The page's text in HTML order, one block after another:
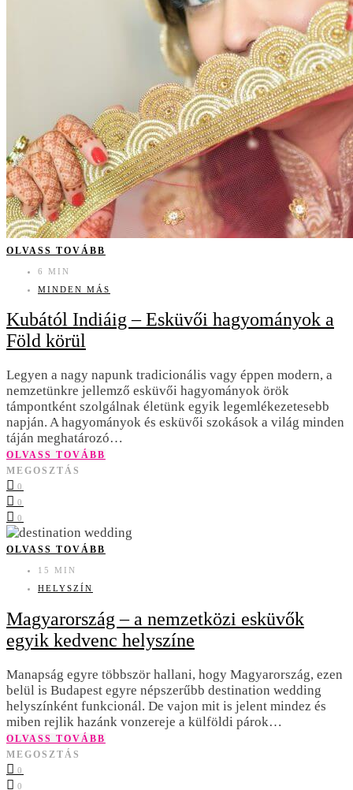
OLVASS TOVÁBB
6 MIN
MINDEN MÁS
Kubától Indiáig – Esküvői hagyományok a
Föld körül
Legyen a nagy napunk tradicionális vagy éppen modern, a
nemzetünkre jellemző esküvői hagyományok örök
támpontként szolgálnak életünk egyik legemlékezetesebb
napján. A hagyományok és esküvői szokások a világ minden
táján meghatározó…
OLVASS TOVÁBB
MEGOSZTÁS
0
0
0
OLVASS TOVÁBB
15 MIN
HELYSZÍN
Magyarország – a nemzetközi esküvők
egyik kedvenc helyszíne
Manapság egyre többször hallani, hogy Magyarország, ezen
belül is Budapest egyre népszerűbb destination wedding
helyszínként funkcionál. De vajon mit is jelent mindez és
miben rejlik hazánk vonzereje a külföldi párok…
OLVASS TOVÁBB
MEGOSZTÁS
0
0